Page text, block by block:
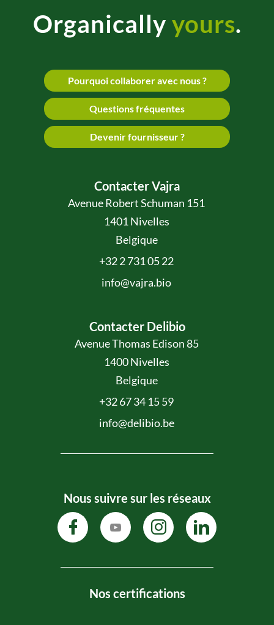
Organically yours.
Pourquoi collaborer avec nous ?
Questions fréquentes
Devenir fournisseur ?
Contacter Vajra
Avenue Robert Schuman 151
1401 Nivelles
Belgique
+32 2 731 05 22
info@vajra.bio
Contacter Delibio
Avenue Thomas Edison 85
1400 Nivelles
Belgique
+32 67 34 15 59
info@delibio.be
Nous suivre sur les réseaux
Nos certifications